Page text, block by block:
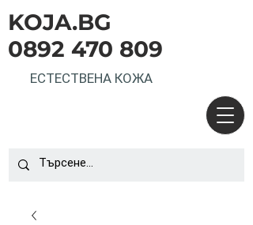
KOJA.BG
0892 470 809
ЕСТЕСТВЕНА КОЖА